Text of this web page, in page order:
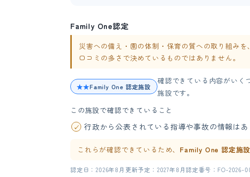
Family One認定
災害への備え・園の体制・保育の質への取り組み
口コミの多さで決めているものではありません。
★★Family One 認定施設
確認できている内容がいく
施設です。
この施設で確認できていること
行政から公表されている指導や事故の情報はあ
これらが確認できているため、 Family One 認定施設
認定日：2026年8月 更新予定：2027年8月認定番号：FO-2026-